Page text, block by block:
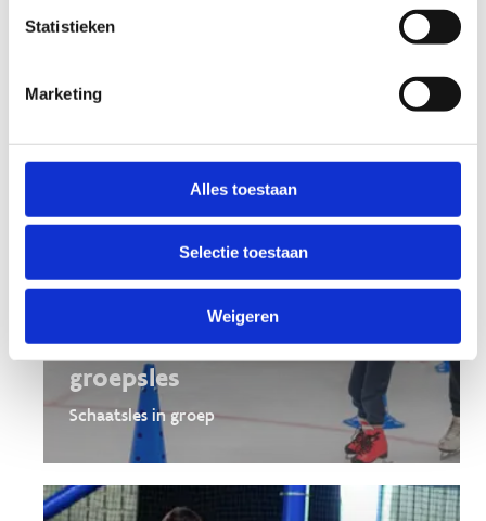
Statistieken
Marketing
Alles toestaan
Selectie toestaan
Weigeren
Learn to Skate: losse
groepsles
Schaatsles in groep